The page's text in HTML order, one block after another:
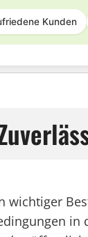
Kunden
wichtiger